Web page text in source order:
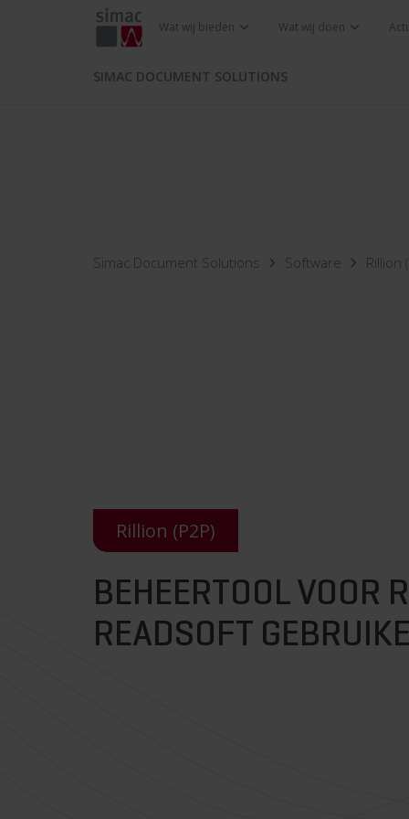
Wat wij bieden Wat wij doen
SIMAC DOCUMENT SOLUTIONS
Simac Document Solutions Software Rillion
Rillion (P2P)
BEHEERTOOL VOOR
READSOFT